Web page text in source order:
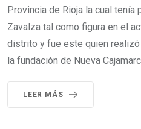
Provincia de Rioja la cual tenía
Zavalza tal como figura en el
distrito y fue este quien
la fundación de Nueva
LEER MÁS